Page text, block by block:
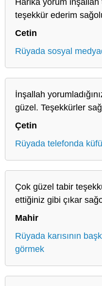
teşekkür ederim
Cetin
Rüyada sosyal
İnşallah
güzel. Teşekkürler
Çetin
Rüyada telefonda
Çok güzel tabir
ettiğiniz gibi çıkar
Mahir
Rüyada karısının
görmek